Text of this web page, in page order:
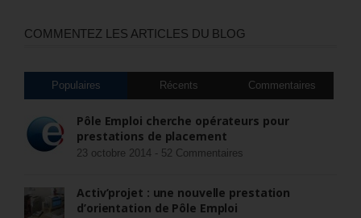
COMMENTEZ LES ARTICLES DU BLOG
Populaires Récents Commentaires
Pôle Emploi cherche opérateurs pour
prestations de placement
23 octobre 2014 - 52 Commentaires
Activ’projet : une nouvelle prestation
d’orientation de Pôle Emploi